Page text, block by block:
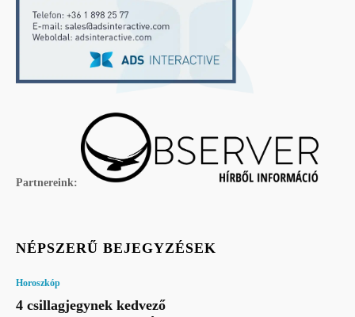
Partnereink:
NÉPSZERŰ BEJEGYZÉSEK
Horoszkóp
4 csillagjegynek kedvező